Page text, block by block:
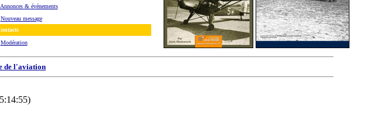
Annonces & événements
Nouveau message
Modération
de l'aviation